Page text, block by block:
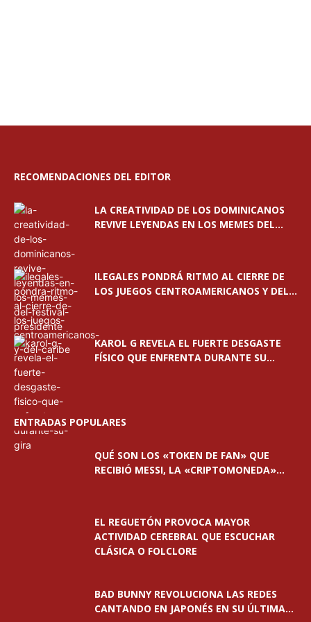
RECOMENDACIONES DEL EDITOR
LA CREATIVIDAD DE LOS DOMINICANOS
REVIVE LEYENDAS EN LOS MEMES DEL...
ILEGALES PONDRÁ RITMO AL CIERRE DE
LOS JUEGOS CENTROAMERICANOS Y DEL...
KAROL G REVELA EL FUERTE DESGASTE
FÍSICO QUE ENFRENTA DURANTE SU...
ENTRADAS POPULARES
QUÉ SON LOS «TOKEN DE FAN» QUE
RECIBIÓ MESSI, LA «CRIPTOMONEDA»...
EL REGUETÓN PROVOCA MAYOR
ACTIVIDAD CEREBRAL QUE ESCUCHAR
CLÁSICA O FOLCLORE
BAD BUNNY REVOLUCIONA LAS REDES
CANTANDO EN JAPONÉS EN SU ÚLTIMA...